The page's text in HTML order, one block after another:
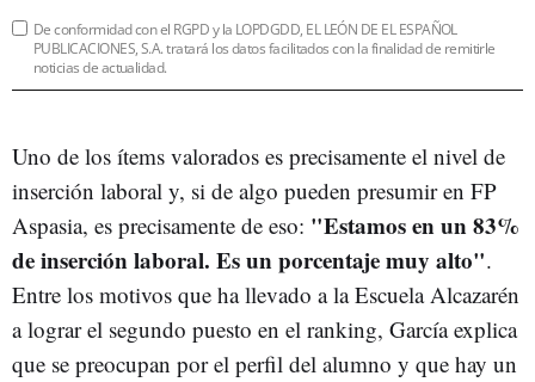
De conformidad con el RGPD y la LOPDGDD, EL LEÓN DE EL ESPAÑOL
PUBLICACIONES, S.A. tratará los datos facilitados con la finalidad de remitirle
noticias de actualidad.
Uno de los ítems valorados es precisamente el nivel de
inserción laboral y, si de algo pueden presumir en FP
Aspasia, es precisamente de eso: "Estamos en un 83%
de inserción laboral. Es un porcentaje muy alto".
Entre los motivos que ha llevado a la Escuela Alcazarén
a lograr el segundo puesto en el ranking, García explica
que se preocupan por el perfil del alumno y que hay un